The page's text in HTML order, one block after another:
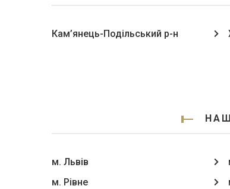
Кам’янець-Подільський р-н
м. Львів
м. Рівне